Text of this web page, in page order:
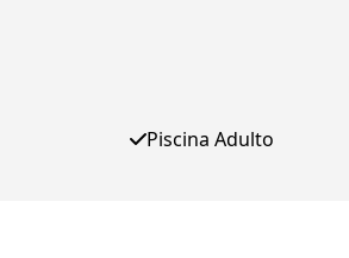
Piscina Adulto